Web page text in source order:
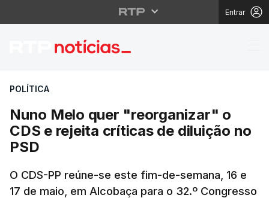
Entrar
Nuno Melo quer
POLÍTICA
Nuno Melo quer "reorganizar" o
CDS e rejeita críticas de diluição no
PSD
O CDS-PP reúne-se este fim-de-semana, 16 e
17 de maio, em Alcobaça para o 32.º Congresso